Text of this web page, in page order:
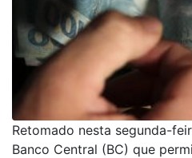
Retomado nesta segunda-
Banco Central (BC) que